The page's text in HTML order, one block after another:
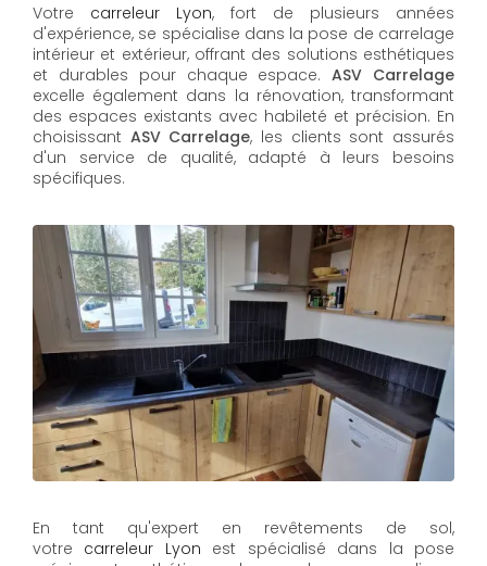
Votre carreleur Lyon, fort de plusieurs années
d'expérience, se spécialise dans la pose de carrelage
intérieur et extérieur, offrant des solutions esthétiques
et durables pour chaque espace.ASV Carrelage
excelle également dans la rénovation, transformant
des espaces existants avec habileté et précision. En
choisissant ASV Carrelage, les clients sont assurés
d'un service de qualité, adapté à leurs besoins
spécifiques.
En tant qu'expert en revêtements de sol,
votre carreleur Lyon est spécialisé dans la pose